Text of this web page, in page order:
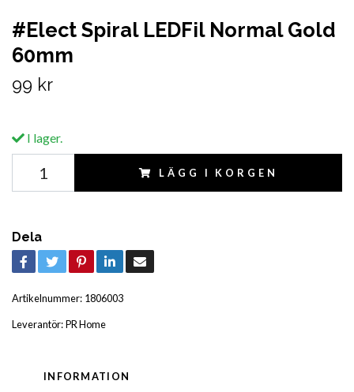
#Elect Spiral LEDFil Normal Gold
60mm
99 kr
I lager.
LÄGG I KORGEN
Dela
Artikelnummer: 1806003
Leverantör:PR Home
INFORMATION